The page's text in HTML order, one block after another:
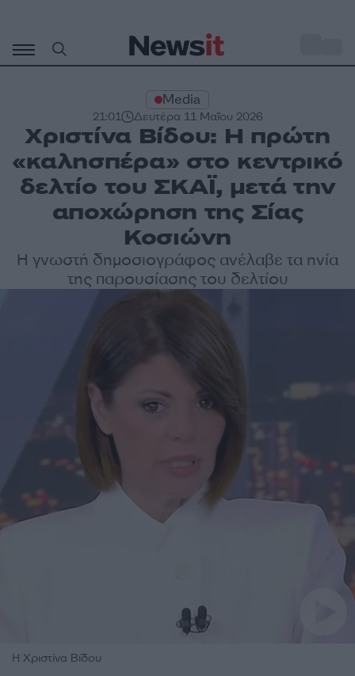
περιεχόμενο
Media
21:01 Δευτέρα 11 Μαΐου 2026
Χριστίνα Βίδου: Η πρώτη
«καλησπέρα» στο κεντρικό
δελτίο του ΣΚΑΪ, μετά την
αποχώρηση της Σίας
Κοσιώνη
Η γνωστή δημοσιογράφος ανέλαβε τα ηνία
της παρουσίασης του δελτίου
Η Χριστίνα Βίδου